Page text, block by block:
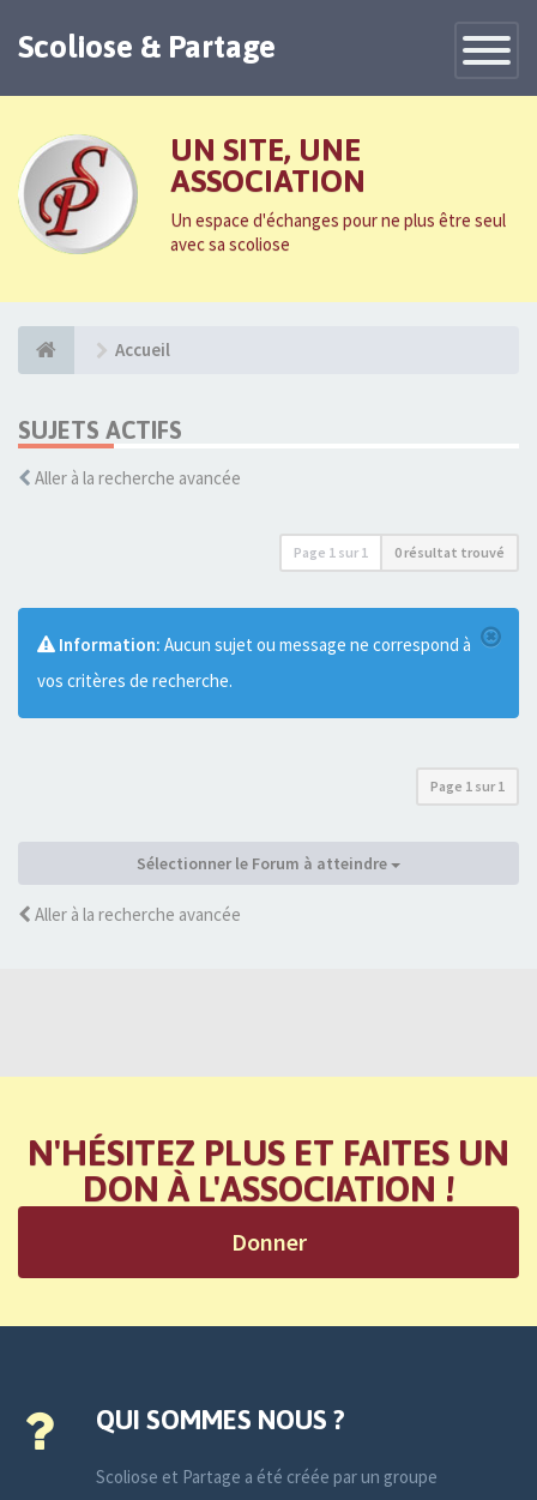
Toggle
Scoliose & Partage
UN SITE, UNE
ASSOCIATION
Un espace d'échanges pour ne plus être seul
avec sa scoliose
Accueil
SUJETS ACTIFS
Aller à la recherche avancée
Page 1 sur 1 0 résultat trouvé
Information: Aucun sujet ou message ne correspond à
vos critères de recherche.
Page 1 sur1
Sélectionner le Forum à atteindre
Aller à la recherche avancée
N'HÉSITEZ PLUS ET FAITES UN
DON À L'ASSOCIATION !
Donner
QUI SOMMES NOUS ?
Scoliose et Partage a été créée par un groupe